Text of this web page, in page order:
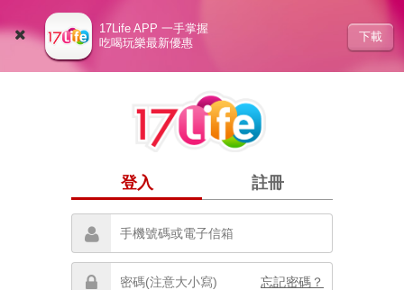
17Life APP 一手掌握
吃喝玩樂最新優惠
下載
登入 註冊
忘記密碼？